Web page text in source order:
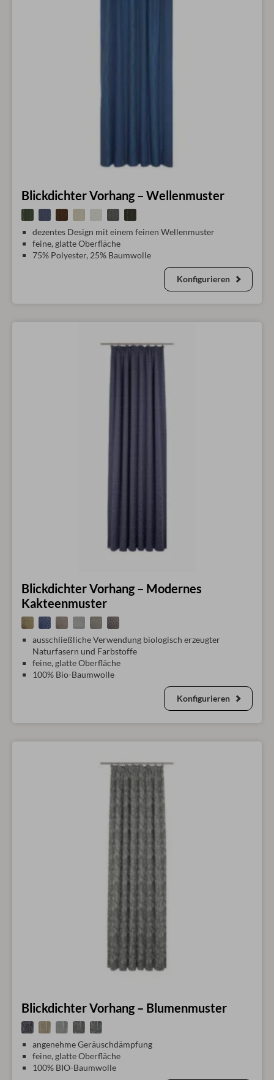
Blickdichter Vorhang – Wellenmuster
dezentes Design mit einem feinen Wellenmuster
feine, glatte Oberfläche
75% Polyester, 25% Baumwolle
Blickdichter Vorhang – Modernes
Kakteenmuster
ausschließliche Verwendung biologisch erzeugter
Naturfasern und Farbstoffe
feine, glatte Oberfläche
100% Bio-Baumwolle
Blickdichter Vorhang – Blumenmuster
angenehme Geräuschdämpfung
feine, glatte Oberfläche
100% BIO-Baumwolle